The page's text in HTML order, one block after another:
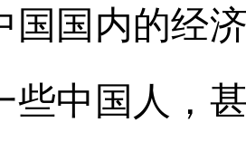
国国内的经
些中国人，